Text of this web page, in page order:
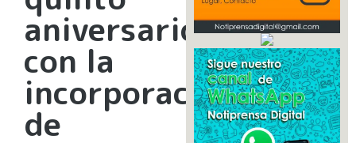
aniversario
con la
incorporación
de